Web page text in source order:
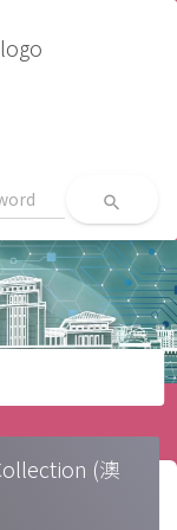
search
(澳